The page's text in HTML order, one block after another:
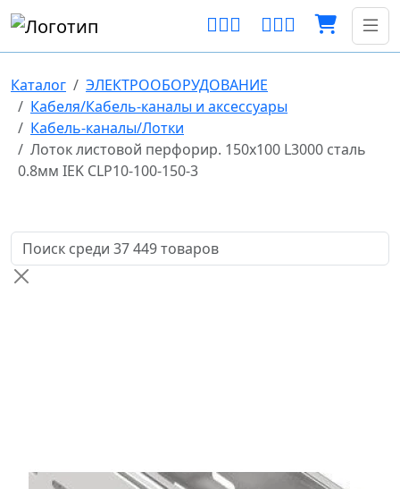
Каталог
ЭЛЕКТРООБОРУДОВАНИЕ
Кабеля/Кабель-каналы и аксессуары
Кабель-каналы/Лотки
Лоток листовой перфорир. 150х100 L3000 сталь
0.8мм IEK CLP10-100-150-3
Поиск товаров по названию или артикулу